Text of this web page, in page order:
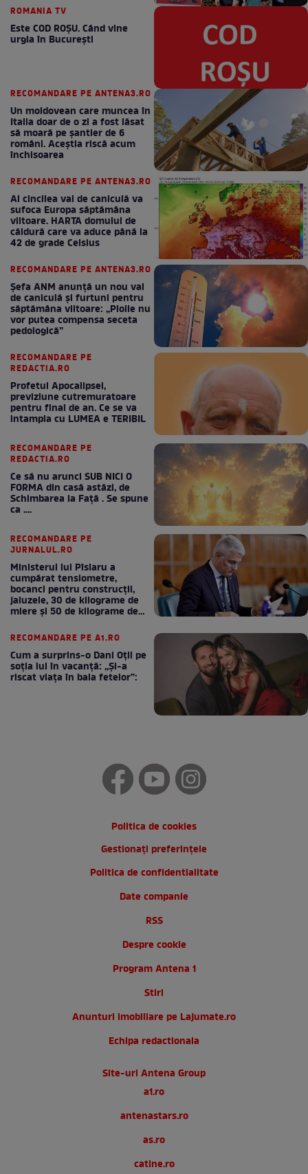
ROMANIA TV
Este COD ROŞU. Când vine
urgia în Bucureşti
RECOMANDARE PE ANTENA3.RO
Un moldovean care muncea în
Italia doar de o zi a fost lăsat
să moară pe şantier de 6
români. Aceștia riscă acum
închisoarea
RECOMANDARE PE ANTENA3.RO
Al cincilea val de caniculă va
sufoca Europa săptămâna
viitoare. HARTA domului de
căldură care va aduce până la
42 de grade Celsius
RECOMANDARE PE ANTENA3.RO
Șefa ANM anunță un nou val
de caniculă și furtuni pentru
săptămâna viitoare: „Ploile nu
vor putea compensa seceta
pedologică”
RECOMANDARE PE
REDACTIA.RO
Profetul Apocalipsei,
previziune cutremuratoare
pentru final de an. Ce se va
intampla cu LUMEA e TERIBIL
RECOMANDARE PE
REDACTIA.RO
Ce să nu arunci SUB NICI O
FORMA din casă astăzi, de
Schimbarea la Față . Se spune
ca ....
RECOMANDARE PE
JURNALUL.RO
Ministerul lui Pîslaru a
cumpărat tensiometre,
bocanci pentru construcții,
jaluzele, 30 de kilograme de
miere și 50 de kilograme de
RECOMANDARE PE A1.RO
Cum a surprins-o Dani Oțil pe
soția lui în vacanță: „Și-a
riscat viața în baia fetelor”:
Politica de cookies
Gestionați preferințele
Politica de confidentialitate
Date companie
RSS
Despre cookie
Program Antena 1
Stiri
Anunturi imobiliare pe Lajumate.ro
Echipa redactionala
Site-uri Antena Group
a1.ro
antenastars.ro
as.ro
catine.ro